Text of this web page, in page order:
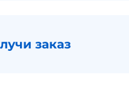
заказ